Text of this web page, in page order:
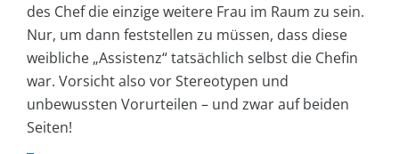
des Chef die einzige weitere Frau im Raum zu sein.
Nur, um dann feststellen zu müssen, dass diese
weibliche „Assistenz“ tatsächlich selbst die Chefin
war. Vorsicht also vor Stereotypen und
unbewussten Vorurteilen – und zwar auf beiden
Seiten!